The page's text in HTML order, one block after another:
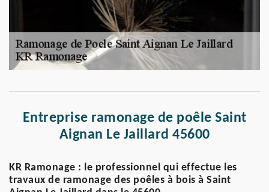
Entreprise ramonage de poêle Saint
Aignan Le Jaillard 45600
KR Ramonage : le professionnel qui effectue les
travaux de ramonage des poêles à bois à Saint